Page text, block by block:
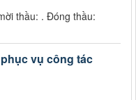
thầu: . Đóng thầu:
vụ công tác